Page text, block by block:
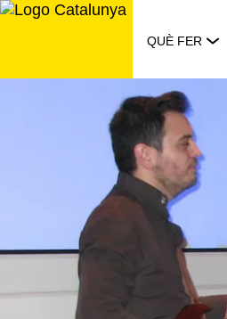
Saltar
QUÈ FER